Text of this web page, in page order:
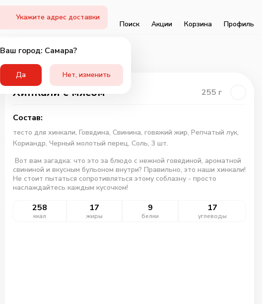
Укажите адрес доставки
Ваш город: Самара?
Да Нет, изменить
Поиск Акции Корзина Профиль
Хинкали с мясом 255 г
Состав:
тесто для хинкали, Говядина, Свинина, говяжий жир, Репчатый лук,
Кориандр, Черный молотый перец, Соль, 3 шт.
Вот вам загадка: что это за блюдо с нежной говядиной, ароматной
свининой и вкусным бульоном внутри? Правильно, это наши хинкали!
Не стоит пытаться сопротивляться этому соблазну - просто
наслаждайтесь каждым кусочком!
258
ккал
17
жиры
9
белки
17
углеводы